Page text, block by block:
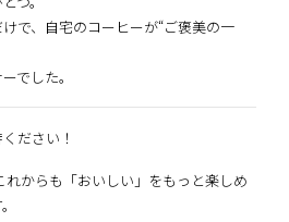
で、自宅のコーヒーが“ご褒美の一
でした。
ださい！
れからも「おいしい」をもっと楽しめ